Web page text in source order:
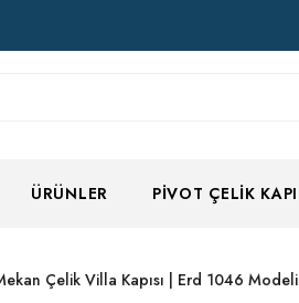
ÜRÜNLER PIVOT ÇELIK KAPI
Çelik Villa Kapısı | Erd 1046 Modeli